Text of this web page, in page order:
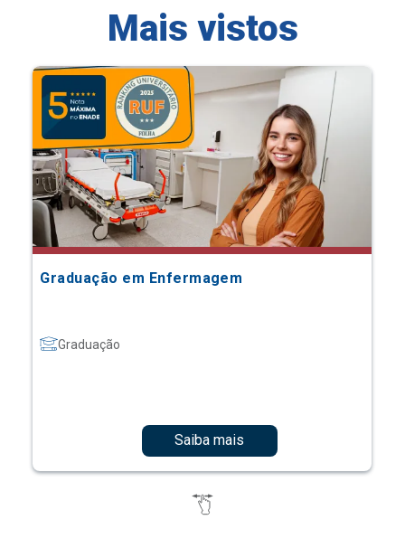
Mais vistos
Graduação em Enfermagem
Graduação
Saiba mais